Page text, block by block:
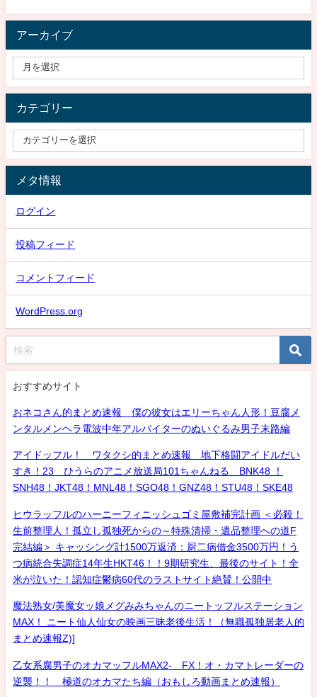
アーカイブ
カテゴリー
メタ情報
ログイン
投稿フィード
コメントフィード
WordPress.org
おすすめサイト
おネコさん的まとめ速報 僕の彼女はエリーちゃん人形！豆腐メ
ンタルメンヘラ電波中年アルバイターのぬいぐるみ男子末路編
アイドッフル！ ワタクシ的まとめ速報 地下格闘アイドルだい
すき！23 ひうらのアニメ放送局101ちゃんねる BNK48 ！
SNH48！JKT48！MNL48！SGO48！GNZ48！STU48！SKE48
ヒウラッフルのハーニーフィニッシュゴミ屋敷補完計画 ＜必殺！
生前整理人！孤立し孤独死からの～特殊清掃・遺品整理への道F
完結編＞ キャッシング計1500万返済：厨二病借金3500万円！う
つ病統合失調症14年生HKT46！！9期研究生、最後のサイト！全
米が泣いた！認知症鬱病60代のラストサイト絶賛！公開中
魔法熟女/美魔女ッ娘メグみみちゃんのニートッフルステーション
MAX！ ニート仙人仙女の映画三昧老後生活！（無職孤独居老人的
まとめ速報Z)]
乙女系腐男子のオカマッフルMAX2- FX！オ・カマトレーダーの
逆襲！！ 極道のオカマたち編（おもしろ動画まとめ速報）